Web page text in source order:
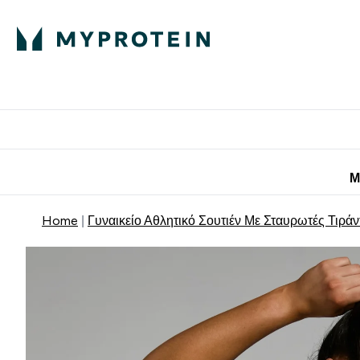
Home Γυναικείο Αθλητικό Σουτιέν Με Σταυρωτές